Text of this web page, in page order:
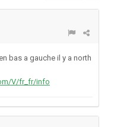
bas a gauche il y a north
V/fr_fr/info